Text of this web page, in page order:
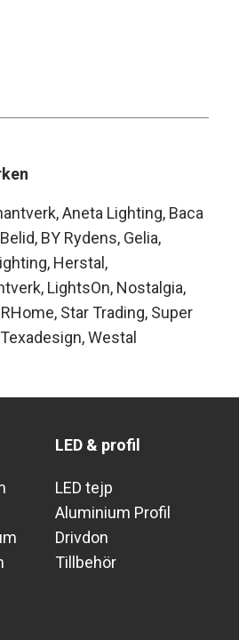
Aneta Lighting Baca
Belid BY Rydens Gelia
Herstal
LightsOn Nostalgia
Star Trading Super
Texadesign Westal
LED & profil
LED tejp
Aluminium Profil
Drivdon
Tillbehör